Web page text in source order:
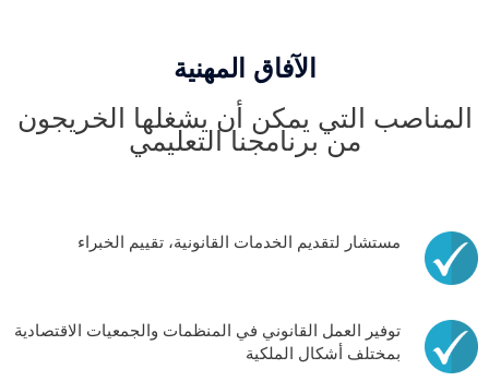
الآفاق المهنية
المناصب التي يمكن أن يشغلها الخريجون
من برنامجنا التعليمي
مستشار لتقديم الخدمات القانونية، تقييم الخبراء
توفير العمل القانوني في المنظمات والجمعيات الاقتصادية
بمختلف أشكال الملكية